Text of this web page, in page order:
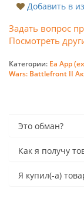
Добавить в
Задать вопрос
Посмотреть
Категории: Ea App
Wars: Battlefront II
Это обман?
Как я получу
Я купил(-а)